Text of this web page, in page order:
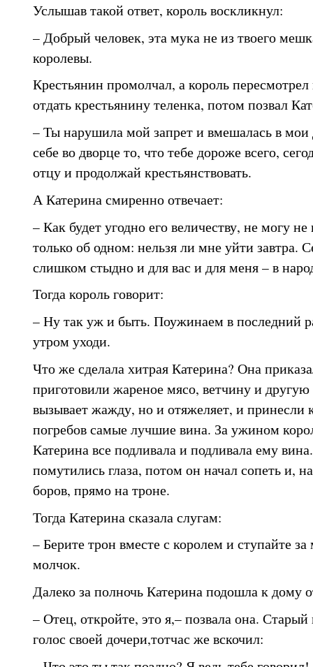
Услышав такой ответ, король воскликнул:
– Добрый человек, эта мука не из твоего
королевы.
Крестьянин промолчал, а король пересмотрел
отдать крестьянину теленка, потом позвал
– Ты нарушила мой запрет и вмешалась в мои
себе во дворце то, что тебе дороже всего,
отцу и продолжай крестьянствовать.
А Катерина смиренно отвечает:
– Как будет угодно его величеству, не могу
только об одном: нельзя ли мне уйти завтра.
слишком стыдно и для вас и для меня – в
Тогда король говорит:
– Ну так уж и быть. Поужинаем в последний
утром уходи.
Что же сделала хитрая Катерина? Она
приготовили жареное мясо, ветчину и другую
вызывает жажду, но и отяжеляет, и принесли
погребов самые лучшие вина. За ужином
Катерина все подливала и подливала ему
помутились глаза, потом он начал сопеть и,
боров, прямо на троне.
Тогда Катерина сказала слугам:
– Берите трон вместе с королем и ступайте
молчок.
Далеко за полночь Катерина подошла к дому
– Отец, откройте, это я,– позвала она.
голос своей дочери,тотчас же вскочил: